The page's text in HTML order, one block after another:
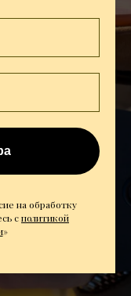
на обработку
cполитикой
»